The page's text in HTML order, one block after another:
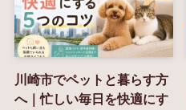
川崎市でペットと暮らす方
へ｜忙しい毎日を快適にす